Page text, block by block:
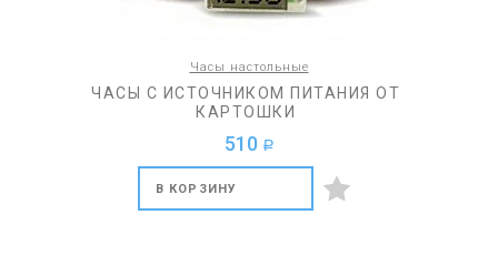
Часы настольные
ЧАСЫ С ИСТОЧНИКОМ ПИТАНИЯ ОТ
КАРТОШКИ
510 a
В КОРЗИНУ